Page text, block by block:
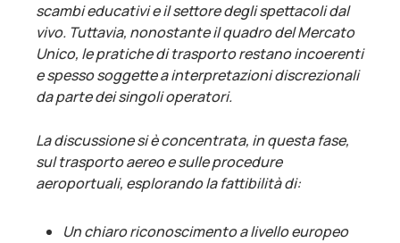
scambi educativi e il settore degli spettacoli dal
vivo. Tuttavia, nonostante il quadro del Mercato
Unico, le pratiche di trasporto restano incoerenti
e spesso soggette a interpretazioni discrezionali
da parte dei singoli operatori.
La discussione si è concentrata, in questa fase,
sul trasporto aereo e sulle procedure
aeroportuali, esplorando la fattibilità di:
Un chiaro riconoscimento a livello europeo